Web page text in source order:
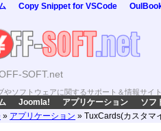
Copy Snippet for VSCode
SOFT.net
やソフトウェアに関するサポート＆情報サイ
Joomla! アプリケーション ソフ
» アプリケーション » TuxCards(カスタマ